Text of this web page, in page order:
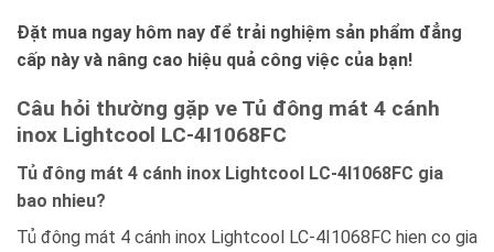
Đặt mua ngay hôm nay để trải nghiệm sản phẩm đẳng
cấp này và nâng cao hiệu quả công việc của bạn!
Câu hỏi thường gặp ve Tủ đông mát 4 cánh
inox Lightcool LC-4I1068FC
Tủ đông mát 4 cánh inox Lightcool LC-4I1068FC gia
bao nhieu?
Tủ đông mát 4 cánh inox Lightcool LC-4I1068FC hien co gia